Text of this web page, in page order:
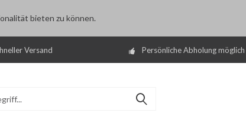
bieten zu können.
Versand Persönliche Abholung möglich